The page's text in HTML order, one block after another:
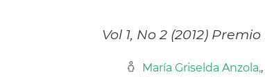
Vol 1, No 2 (2012)
María Griselda Anzola,,